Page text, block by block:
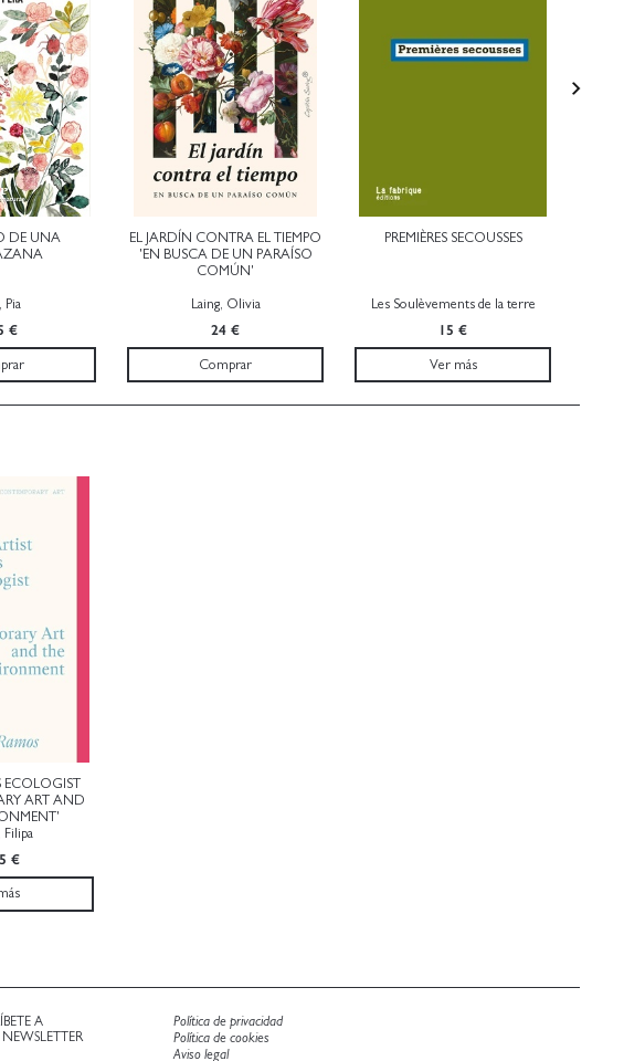
DE UNA
Pia
€
EL JARDÍN CONTRA EL TIEMPO
'EN BUSCA DE UN PARAÍSO
COMÚN'
Laing, Olivia
24 €
Comprar
PREMIÈRES SECOUSSES
Les Soulèvements de la terre
15 €
Ver más
ECOLOGIST
ART AND
Filipa
€
A
Política de privacidad
Política de cookies
Aviso legal